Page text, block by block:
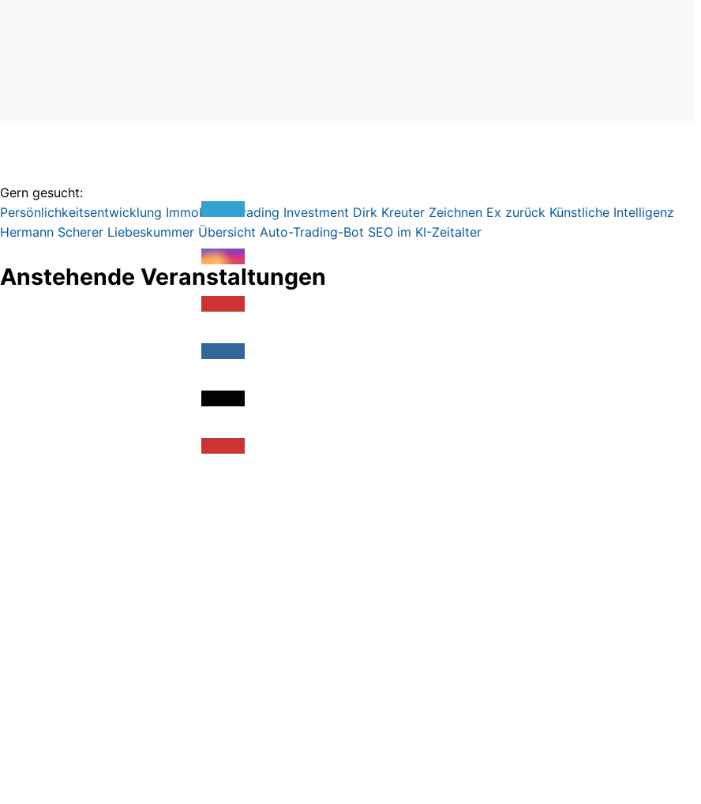
Gern gesucht:
Persönlichkeitsentwicklung Immobilien Trading Investment Dirk Kreuter Zeichnen Ex zurück Künstliche Intelligenz
Hermann Scherer Liebeskummer Übersicht Auto-Trading-Bot SEO im KI-Zeitalter
Anstehende Veranstaltungen